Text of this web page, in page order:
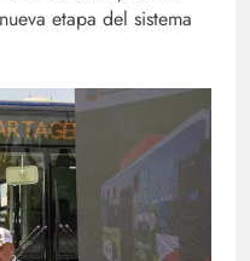
etapa del sistema